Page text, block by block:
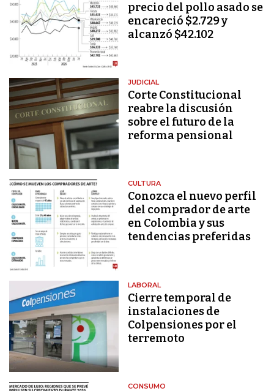
precio del pollo asado se
encareció $2.729 y
alcanzó $42.102
JUDICIAL
Corte Constitucional
reabre la discusión
sobre el futuro de la
reforma pensional
CULTURA
Conozca el nuevo perfil
del comprador de arte
en Colombia y sus
tendencias preferidas
LABORAL
Cierre temporal de
instalaciones de
Colpensiones por el
terremoto
CONSUMO